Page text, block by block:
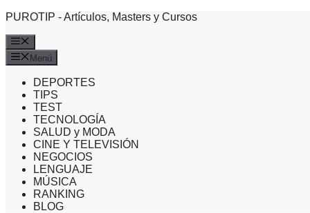
Saltar
contenido
PUROTIP - Artículos, Masters y Cursos
Menú
DEPORTES
TIPS
TEST
TECNOLOGÍA
SALUD y MODA
CINE Y TELEVISIÓN
NEGOCIOS
LENGUAJE
MÚSICA
RANKING
BLOG